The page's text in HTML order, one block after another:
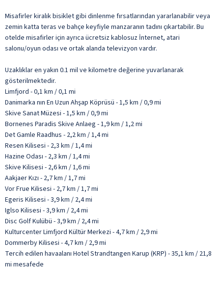
Misafirler kiralık bisiklet gibi dinlenme fırsatlarından yararlanabilir veya
zemin katta teras ve bahçe keyfiyle manzaranın tadını çıkartabilir. Bu
otelde misafirler için ayrıca ücretsiz kablosuz İnternet, atari
salonu/oyun odası ve ortak alanda televizyon vardır.
Uzaklıklar en yakın 0.1 mil ve kilometre değerine yuvarlanarak
gösterilmektedir.
Limfjord - 0,1 km / 0,1 mi
Danimarka nın En Uzun Ahşap Köprüsü - 1,5 km / 0,9 mi
Skive Sanat Müzesi - 1,5 km / 0,9 mi
Bornenes Paradis Skive Anlaeg - 1,9 km / 1,2 mi
Det Gamle Raadhus - 2,2 km / 1,4 mi
Resen Kilisesi - 2,3 km / 1,4 mi
Hazine Odası - 2,3 km / 1,4 mi
Skive Kilisesi - 2,6 km / 1,6 mi
Aakjaer Kızı - 2,7 km / 1,7 mi
Vor Frue Kilisesi - 2,7 km / 1,7 mi
Egeris Kilisesi - 3,9 km / 2,4 mi
Iglso Kilisesi - 3,9 km / 2,4 mi
Disc Golf Kulübü - 3,9 km / 2,4 mi
Kulturcenter Limfjord Kültür Merkezi - 4,7 km / 2,9 mi
Dommerby Kilisesi - 4,7 km / 2,9 mi
Tercih edilen havaalanı Hotel Strandtangen Karup (KRP) - 35,1 km / 21,8
mi mesafede